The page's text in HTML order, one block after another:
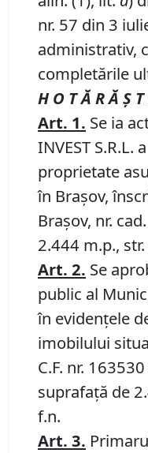
nr. 57 din 3
administrativ,
completările
H O T Ă R Ă Ş T
Art. 1. Se ia
INVEST
proprietate
în Braşov,
Brașov, nr.
2.444 m.p.,
Art. 2. Se
public al
în evidenţele
imobilului
C.F. nr.
suprafață de
f.n.
Art. 3.